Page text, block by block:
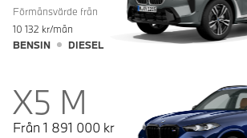
Förmånsvärde från
10 132 kr/mån
BENSIN
DIESEL
X5 M
Från 1 891 000 kr